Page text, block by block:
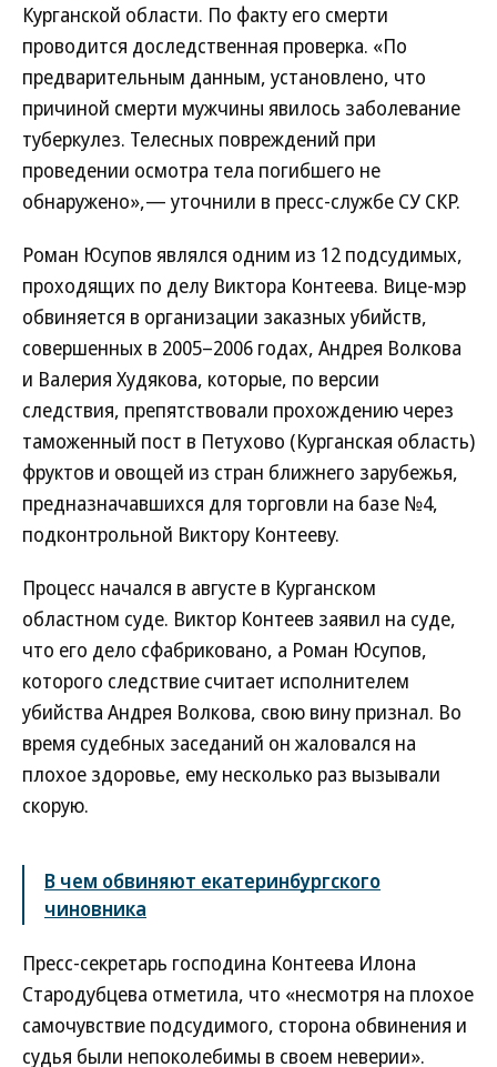
Курганской области. По факту его смерти
проводится доследственная проверка. «По
предварительным данным, установлено, что
причиной смерти мужчины явилось заболевание
туберкулез. Телесных повреждений при
проведении осмотра тела погибшего не
обнаружено»,— уточнили в пресс-службе СУ СКР.
Роман Юсупов являлся одним из 12 подсудимых,
проходящих по делу Виктора Контеева. Вице-мэр
обвиняется в организации заказных убийств,
совершенных в 2005–2006 годах, Андрея Волкова
и Валерия Худякова, которые, по версии
следствия, препятствовали прохождению через
таможенный пост в Петухово (Курганская область)
фруктов и овощей из стран ближнего зарубежья,
предназначавшихся для торговли на базе №4,
подконтрольной Виктору Контееву.
Процесс начался в августе в Курганском
областном суде. Виктор Контеев заявил на суде,
что его дело сфабриковано, а Роман Юсупов,
которого следствие считает исполнителем
убийства Андрея Волкова, свою вину признал. Во
время судебных заседаний он жаловался на
плохое здоровье, ему несколько раз вызывали
скорую.
В чем обвиняют екатеринбургского
чиновника
Пресс-секретарь господина Контеева Илона
Стародубцева отметила, что «несмотря на плохое
самочувствие подсудимого, сторона обвинения и
судья были непоколебимы в своем неверии».